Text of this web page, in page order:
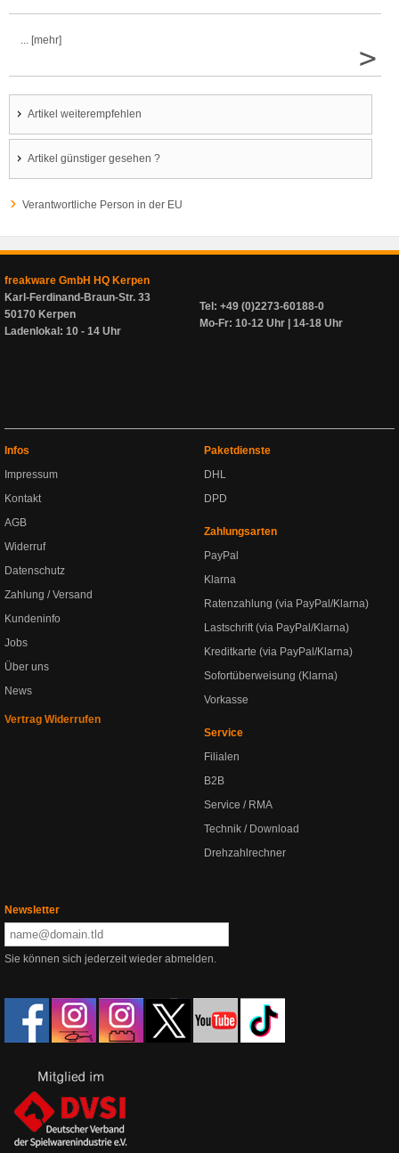
... [mehr]
>
Artikel weiterempfehlen
Artikel günstiger gesehen ?
Verantwortliche Person in der EU
freakware GmbH HQ Kerpen
Karl-Ferdinand-Braun-Str. 33
50170 Kerpen
Ladenlokal: 10 - 14 Uhr
Tel: +49 (0)2273-60188-0
Mo-Fr: 10-12 Uhr | 14-18 Uhr
Infos
Impressum
Kontakt
AGB
Widerruf
Datenschutz
Zahlung / Versand
Kundeninfo
Jobs
Über uns
News
Vertrag Widerrufen
Paketdienste
DHL
DPD
Zahlungsarten
PayPal
Klarna
Ratenzahlung (via PayPal/Klarna)
Lastschrift (via PayPal/Klarna)
Kreditkarte (via PayPal/Klarna)
Sofortüberweisung (Klarna)
Vorkasse
Service
Filialen
B2B
Service / RMA
Technik / Download
Drehzahlrechner
Newsletter
Sie können sich jederzeit wieder abmelden.